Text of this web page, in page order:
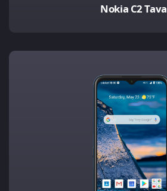
Nokia C2 Tava